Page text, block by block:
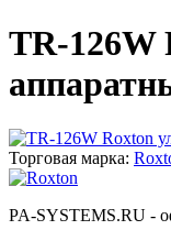
TR-126W
Торговая марка:
PA-SYSTEMS.RU -